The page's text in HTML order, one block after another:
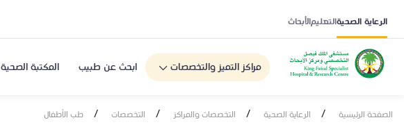
الرعاية الصحيةالتعليمالأبحاث
مراكز التميز والتخصصات ابحث عن طبيب المكتبة الصحية
الصفحة الرئيسية / الرعاية الصحية / التخصصات والمراكز / التخصصات / طب الأطفال